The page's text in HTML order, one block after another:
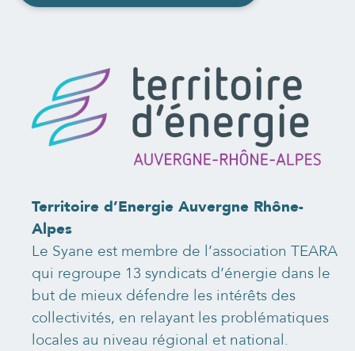
Territoire d’Energie Auvergne Rhône-
Alpes
Le Syane est membre de l’association TEARA
qui regroupe 13 syndicats d’énergie dans le
but de mieux défendre les intérêts des
collectivités, en relayant les problématiques
locales au niveau régional et national.